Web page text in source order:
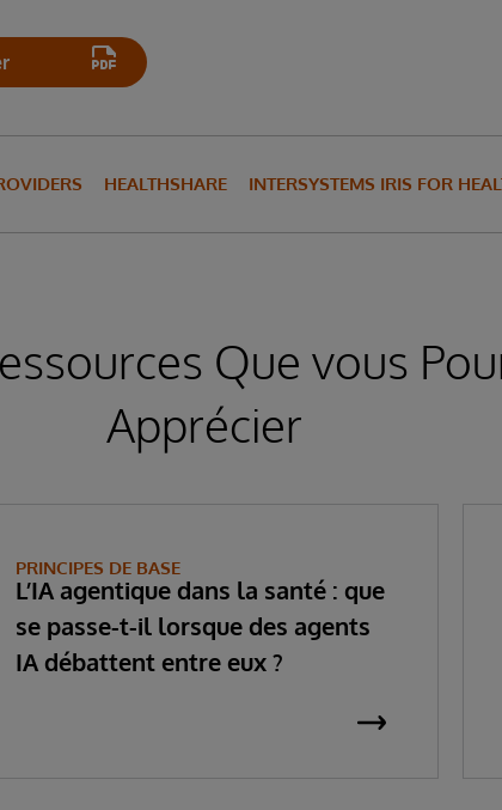
HEALTHSHARE INTERSYSTEMS IRIS FOR
Que vous
Apprécier
PRINCIPES DE BASE
L’IA agentique dans la santé : que
se passe-t-il lorsque des agents
IA débattent entre eux ?